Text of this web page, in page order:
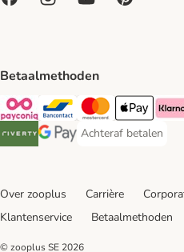
Betaalmethoden
Payconiq Payment Method
Bancontact Payment Method
Mastercard Payment
Apple Pay
Riverty Payment Method
Google Pay Payment Method
Achteraf betalen
Achteraf betalen
Over zooplus Carrière
Klantenservice
Betaalmethoden
© zooplus SE 2026